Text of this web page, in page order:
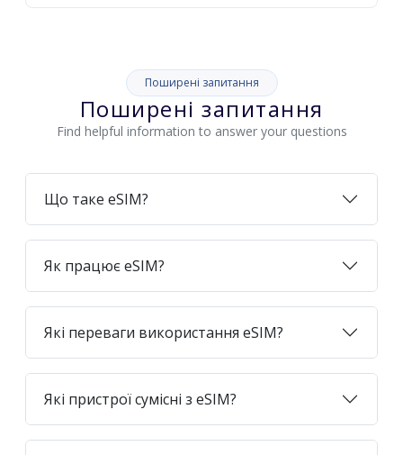
Поширені запитання
Поширені запитання
Find helpful information to answer your questions
Що таке eSIM?
Як працює eSIM?
Які переваги використання eSIM?
Які пристрої сумісні з eSIM?